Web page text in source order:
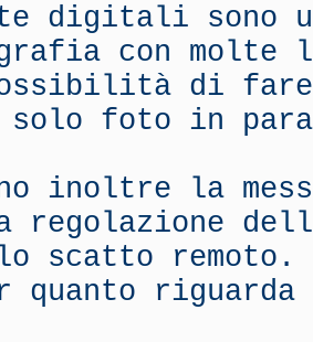
digitali
con molte
possibilità di
foto in
inoltre la
regolazione
scatto remoto.
quanto